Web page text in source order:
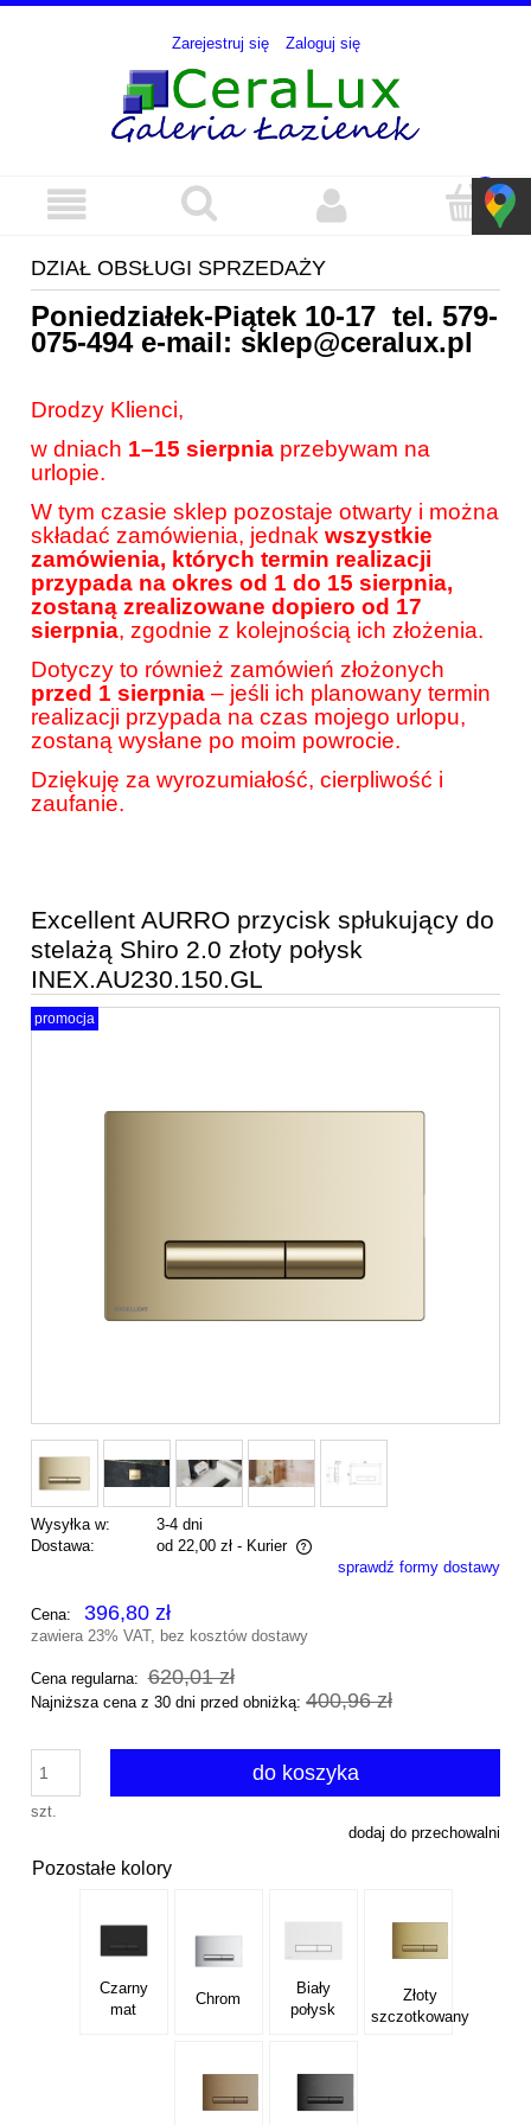
Zarejestruj się Zaloguj się
DZIAŁ OBSŁUGI SPRZEDAŻY
Poniedziałek-Piątek 10-17 tel. 579-
075-494e-mail: sklep@ceralux.pl
Drodzy Klienci,
w dniach 1–15 sierpnia przebywam na
urlopie.
W tym czasie sklep pozostaje otwarty i można
składać zamówienia, jednak wszystkie
zamówienia, których termin realizacji
przypada na okres od 1 do 15 sierpnia,
zostaną zrealizowane dopiero od 17
sierpnia, zgodnie z kolejnością ich złożenia.
Dotyczy to również zamówień złożonych
przed 1 sierpnia – jeśli ich planowany termin
realizacji przypada na czas mojego urlopu,
zostaną wysłane po moim powrocie.
Dziękuję za wyrozumiałość, cierpliwość i
zaufanie.
Excellent AURRO przycisk spłukujący do
stelażą Shiro 2.0 złoty połysk
INEX.AU230.150.GL
promocja
Wysyłka w:
3-4 dni
Dostawa:
od 22,00 zł - Kurier
Cena nie zawiera ewentualnych kosztów płatnościsprawdź formy dostawy
Cena: 396,80 zł
zawiera 23% VAT, bez kosztów dostawy
Cena regularna: 620,01 zł
Najniższa cena z 30 dni przed obniżką: 400,96 zł
szt.
do koszyka
dodaj do przechowalni
Pozostałe kolory
Czarny
mat
Chrom
Biały
połysk
Złoty
szczotkowany